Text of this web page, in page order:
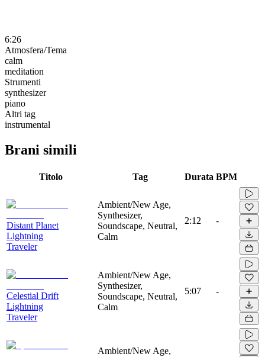
6:26
Atmosfera/Tema
calm
meditation
Strumenti
synthesizer
piano
Altri tag
instrumental
Brani simili
Titolo Tag Durata BPM
Distant Planet
Lightning
Traveler
Ambient/New Age,
Synthesizer,
Soundscape, Neutral,
Calm
2:12 -
Celestial Drift
Lightning
Traveler
Ambient/New Age,
Synthesizer,
Soundscape, Neutral,
Calm
5:07 -
Ambient/New Age,